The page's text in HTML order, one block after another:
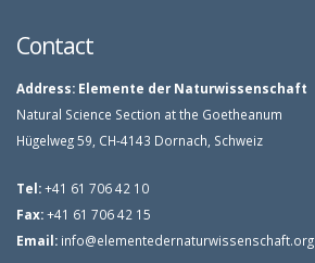
Contact
Address: Elemente der Naturwissenschaft
Natural Science Section at the Goetheanum
Hügelweg 59, CH-4143 Dornach, Schweiz
Tel:+41 61 706 42 10
Fax:+41 61 706 42 15
Email: info@elementedernaturwissenschaft.org